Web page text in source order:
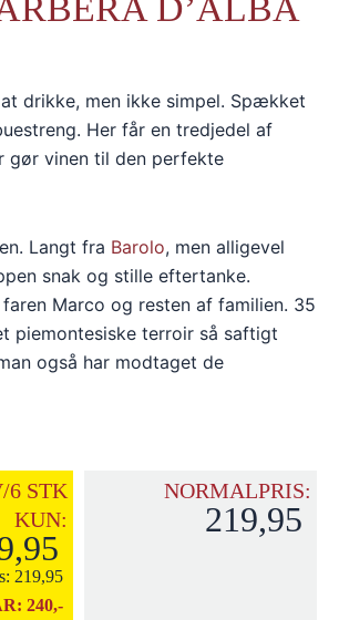
D’ALBA
drikke, men ikke simpel. Spækket
Her får en tredjedel af
gør vinen til den perfekte
Langt fra Barolo, men alligevel
snak og stille eftertanke.
Marco og resten af familien. 35
piemontesiske terroir så saftigt
også har modtaget de
6 STK
KUN:
219,95
240,-
NORMALPRIS:
219,95